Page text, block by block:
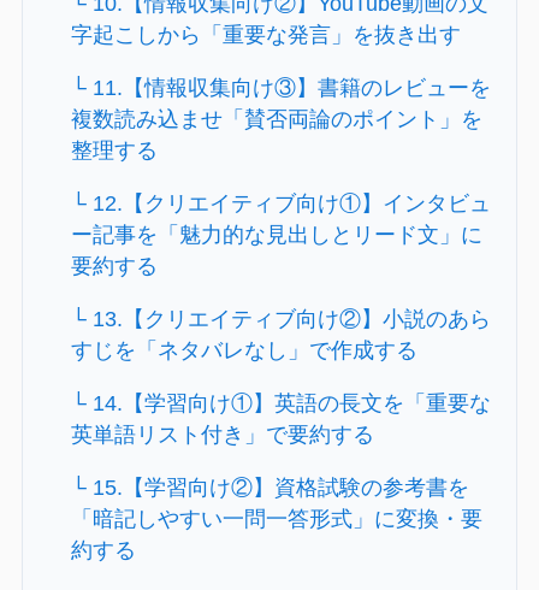
字起こしから「重要な発言」を抜き出す
└ 11.【情報収集向け③】書籍のレビューを
複数読み込ませ「賛否両論のポイント」を
整理する
└ 12.【クリエイティブ向け①】インタビュ
ー記事を「魅力的な見出しとリード文」に
要約する
└ 13.【クリエイティブ向け②】小説のあら
すじを「ネタバレなし」で作成する
└ 14.【学習向け①】英語の長文を「重要な
英単語リスト付き」で要約する
└ 15.【学習向け②】資格試験の参考書を
「暗記しやすい一問一答形式」に変換・要
約する